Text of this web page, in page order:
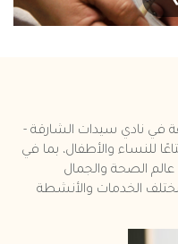
في نادي سيدات الشارقة -
للنساء والأطفال، بما في
الصحة والجمال
الخدمات والأنشطة